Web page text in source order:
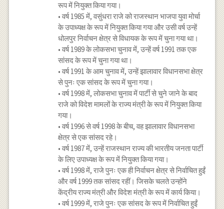
रूप में नियुक्त किया गया।
• वर्ष 1985 में, वसुंधरा राजे को राजस्थान भाजपा युवा मोर्चा
के उपाध्यक्ष के रूप में नियुक्त किया गया और उसी वर्ष उन्हें
धोलपुर निर्वाचन क्षेत्र से विधायक के रूप में चुना गया था।
• वर्ष 1989 के लोकसभा चुनाव में, उन्हें वर्ष 1991 तक एक
सांसद के रूप में चुना गया था।
• वर्ष 1991 के आम चुनाव में, उन्हें झालावार विधानसभा क्षेत्र
से पुनः एक सांसद के रूप में चुना गया।
• वर्ष 1998 में, लोकसभा चुनाव में पार्टी से चुने जाने के बाद
राजे को विदेश मामलों के राज्य मंत्री के रूप में नियुक्त किया
गया।
• वर्ष 1996 से वर्ष 1998 के बीच, वह झालावार विधानसभा
क्षेत्र से एक सांसद रहे।
• वर्ष 1987 में, उन्हें राजस्थान राज्य की भारतीय जनता पार्टी
के लिए उपाध्यक्ष के रूप में नियुक्त किया गया।
• वर्ष 1998 में, राजे पुनः एक ही निर्वाचन क्षेत्र से निर्वाचित हुईं
और वर्ष 1999 तक सांसद रहीं। जिसके चलते उन्होंने
केंद्रीय राज्य मंत्री और विदेश मंत्री के रूप में कार्य किया।
• वर्ष 1999 में, राजे पुनः एक सांसद के रूप में निर्वाचित हुईं